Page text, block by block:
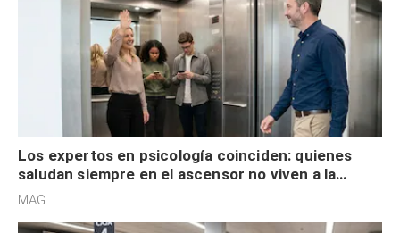
Los expertos en psicología coinciden: quienes
saludan siempre en el ascensor no viven a la
defensiva y tienen apertura social
MAG.